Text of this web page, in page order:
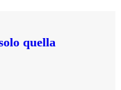
quella